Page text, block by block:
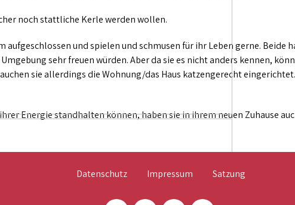
noch stattliche Kerle werden wollen.
aufgeschlossen und spielen und schmusen für ihr Leben gerne. Beide
sehr freuen würden. Aber da sie es nicht anders kennen,
sie allerdings die Wohnung/das Haus katzengerecht
Energie standhalten können, haben sie in ihrem neuen Zuhause
Datenschutz Impressum Satzung